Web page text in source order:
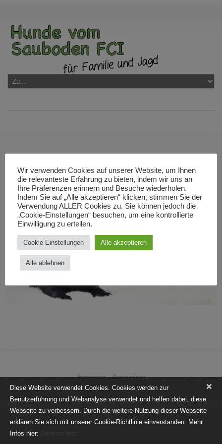
Slider #4
Impressum Datenschutz
Wir verwenden Cookies auf unserer Website, um Ihnen
die relevanteste Erfahrung zu bieten, indem wir uns an
Ihre Präferenzen erinnern und Besuche wiederholen.
Indem Sie auf „Alle akzeptieren“ klicken, stimmen Sie der
Verwendung ALLER Cookies zu. Sie können jedoch die
„Cookie-Einstellungen“ besuchen, um eine kontrollierte
Einwilligung zu erteilen.
Cookie Einstellungen Alle akzeptieren
Alle ablehnen
×
Diese Website verwendet Cookies. Cookies werden zur
Benutzerführung und Webanalyse verwendet und helfen dabei, diese
Webseite zu verbessern. Durch die weitere Nutzung dieser Webseite
erklären Sie sich mit unserer Cookie-Richtlinie einverstanden. Mehr
Infos hier: